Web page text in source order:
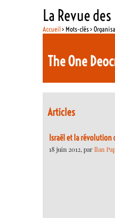
La Revue
Accueil> Mots-clés >
The One
Articles
Israël et la
18 juin 2012, parIlan